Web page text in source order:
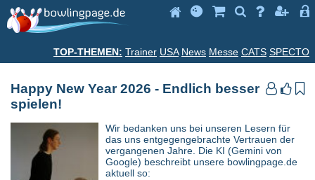
      
TOP-THEMEN: Trainer USA News Messe CATS SPECTO
  
Happy New Year 2026 - Endlich besser
spielen!
Wir bedanken uns bei unseren Lesern für
das uns entgegengebrachte Vertrauen der
vergangenen Jahre. Die KI (Gemini von
Google) beschreibt unsere bowlingpage.de
aktuell so: